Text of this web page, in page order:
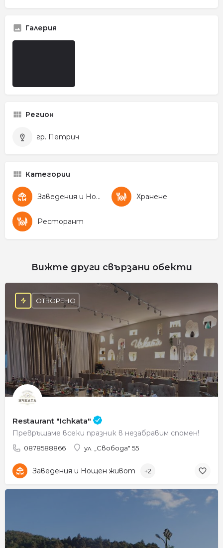
Галерия
Регион
гр. Петрич
Категории
Заведения и Нощен живот Хранене
Ресторант
Вижте други свързани обекти
Restaurant "Ichkata"
Превръщаме всеки празник в незабравим спомен!
0878588866 ул. „Свобода" 55
ОТВОРЕНО
Заведения и Нощен живот +2